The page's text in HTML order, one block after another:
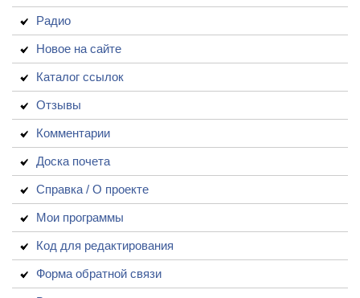
Радио
Новое на сайте
Каталог ссылок
Отзывы
Комментарии
Доска почета
Справка / О проекте
Мои программы
Код для редактирования
Форма обратной связи